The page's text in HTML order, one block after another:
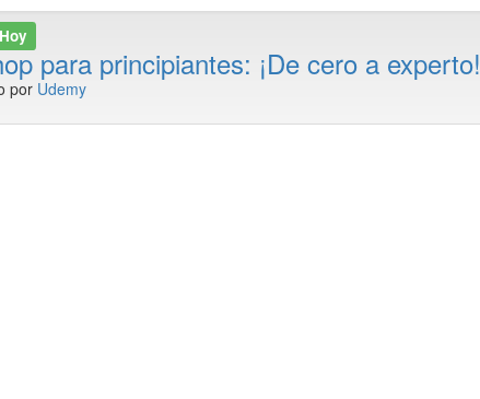
para principiantes: ¡De cero a experto!
por Udemy